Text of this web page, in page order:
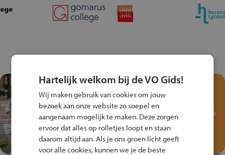
Test je kennis met het
Fiets Veilig
Verkeersspel!
Speel het Fiets Veilig Verkeersspel
en win een Cortina-fiets!
Hartelijk welkom bij de VO Gids!
Wij maken gebruik van cookies om jouw
bezoek aan onze website zo soepel en
aangenaam mogelijk te maken. Deze zorgen
ervoor dat alles op rolletjes loopt en staan
daarom altijd aan. Als je ons groen licht geeft
voor alle cookies, kunnen we je de beste